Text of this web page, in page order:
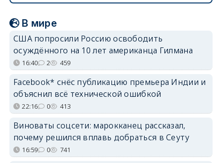
В мире
США попросили Россию освободить
осуждённого на 10 лет американца Гилмана
16:40 2 459
Facebook* снёс публикацию премьера Индии и
объяснил всё технической ошибкой
22:16 0 413
Виноваты соцсети: марокканец рассказал,
почему решился вплавь добраться в Сеуту
16:59 0 741